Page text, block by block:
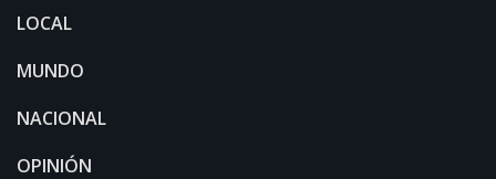
LOCAL
MUNDO
NACIONAL
OPINIÓN